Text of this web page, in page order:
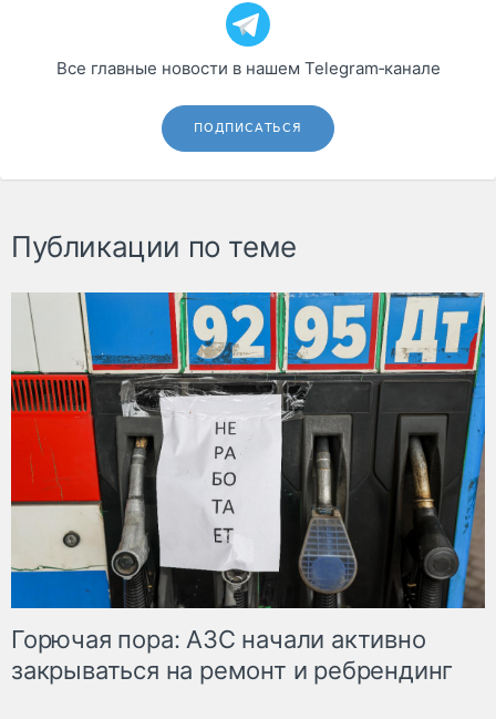
Все главные новости в нашем Telegram‑канале
ПОДПИСАТЬСЯ
Публикации по теме
Горючая пора: АЗС начали активно
закрываться на ремонт и ребрендинг